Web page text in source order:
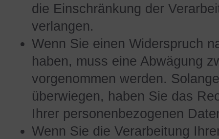
die Einschränkung der
verlangen.
Wenn Sie einen Widerspruch
haben, muss eine Abwägung
vorgenommen werden.
überwiegen, haben Sie das
Ihrer personenbezogenen
Wenn Sie die Verarbeitung